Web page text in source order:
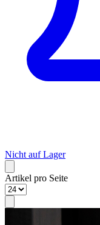
Nicht auf Lager
Artikel pro Seite